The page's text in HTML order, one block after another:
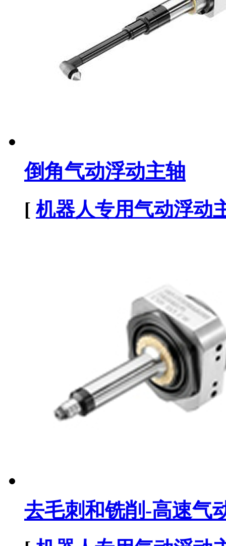
倒角气动浮动主轴
[机器人专用气动浮动
去毛刺和铣削-高速气